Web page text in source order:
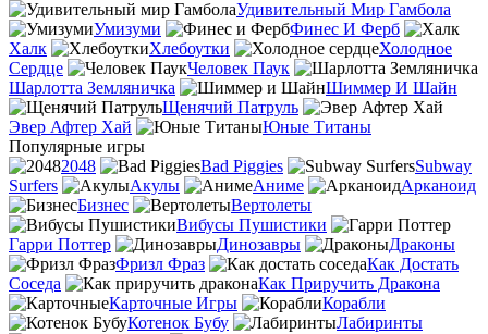
Удивительный Мир Гамбола
Умизуми
Финес И Ферб
Халк
Хлебоутки
Холодное
Сердце
Человек Паук
Шарлотта Земляничка
Шиммер И Шайн
Щенячий Патруль
Эвер Афтер Хай
Юные Титаны
Популярные игры
2048
Bad Piggies
Subway
Surfers
Акулы Аниме
Арканоид
Бизнес
Вертолеты
Вибусы Пушистики
Гарри Поттер
Динозавры
Драконы
Фризл Фраз
Как Достать
Соседа
Как Приручить Дракона
Карточные Игры
Корабли
Котенок Бубу
Лабиринты